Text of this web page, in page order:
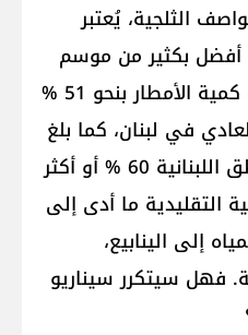
الثلجية، يُعتبر
موسم شتاء 2025 ـ 2026 أفضل بكثير من موسم
2024- 2025 حيث انخفضت كمية الأمطار بنحو 51 %
في لبنان، كما بلغ
الانخفاض في بعض المناطق اللبنانية 60 % أو أكثر
التقليدية ما أدى إلى
إلى الينابيع،
فهل سيتكرر سيناريو